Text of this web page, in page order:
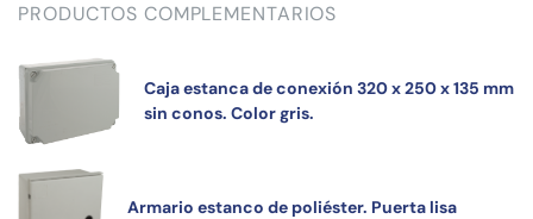
PRODUCTOS COMPLEMENTARIOS
Caja estanca de conexión 320 x 250 x 135 mm
sin conos. Color gris.
Armario estanco de poliéster. Puerta lisa